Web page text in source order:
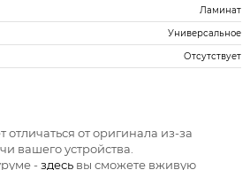
Ламинат
Универсальное
Отсутствует
от оригинала из-за
вашего устройства.
-здесь вы сможете вживую